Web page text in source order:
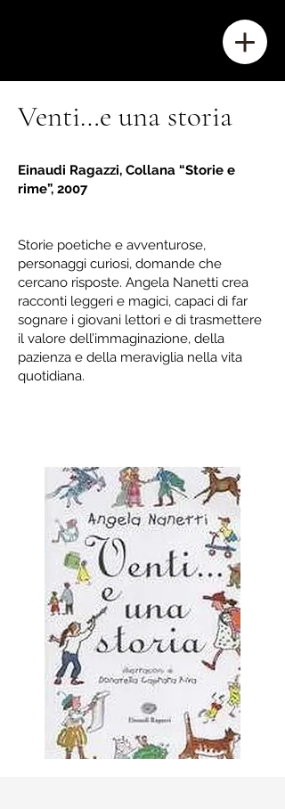
Venti…e una storia
Einaudi Ragazzi, Collana “Storie e
rime”, 2007
Storie poetiche e avventurose,
personaggi curiosi, domande che
cercano risposte. Angela Nanetti crea
racconti leggeri e magici, capaci di far
sognare i giovani lettori e di trasmettere
il valore dell’immaginazione, della
pazienza e della meraviglia nella vita
quotidiana.